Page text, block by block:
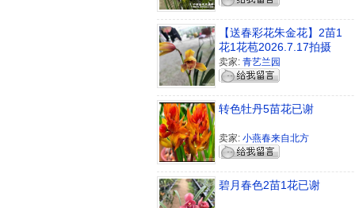
【送春彩花朱金花】2苗1
花1花苞2026.7.17拍摄
卖家: 青艺兰园
转色牡丹5苗花已谢
卖家: 小燕春来自北方
碧月春色2苗1花已谢